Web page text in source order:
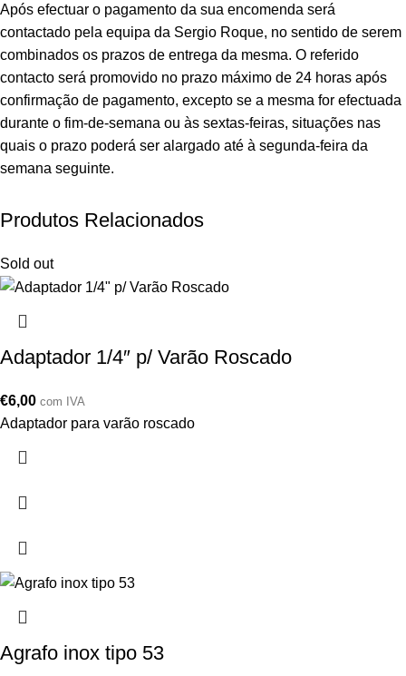
Após efectuar o pagamento da sua encomenda será
contactado pela equipa da Sergio Roque, no sentido de serem
combinados os prazos de entrega da mesma. O referido
contacto será promovido no prazo máximo de 24 horas após
confirmação de pagamento, excepto se a mesma for efectuada
durante o fim-de-semana ou às sextas-feiras, situações nas
quais o prazo poderá ser alargado até à segunda-feira da
semana seguinte.
Produtos Relacionados
Sold out
Adaptador 1/4″ p/ Varão Roscado
€6,00 com IVA
Adaptador para varão roscado
Agrafo inox tipo 53